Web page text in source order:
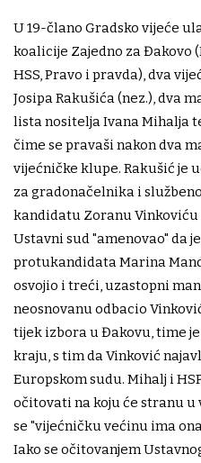
U 19-člano Gradsko vijeće
koalicije Zajedno za Đakovo
HSS, Pravo i pravda), dva
Josipa Rakušića (nez.), dva
lista nositelja Ivana Mihalja
čime se pravaši nakon dva
vijećničke klupe. Rakušić je
za gradonačelnika i
kandidatu Zoranu Vinkoviću
Ustavni sud "amenovao" da
protukandidata Marina
osvojio i treći, uzastopni
neosnovanu odbacio
tijek izbora u Đakovu, time
kraju, s tim da Vinković
Europskom sudu. Mihalj i
očitovati na koju će stranu
se "vijećničku većinu ima
Iako se očitovanjem